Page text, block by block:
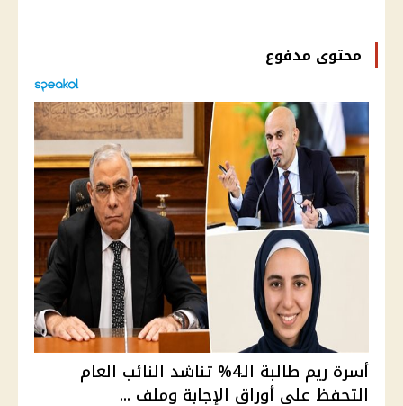
محتوى مدفوع
أسرة ريم طالبة الـ4% تناشد النائب العام
التحفظ على أوراق الإجابة وملف ...